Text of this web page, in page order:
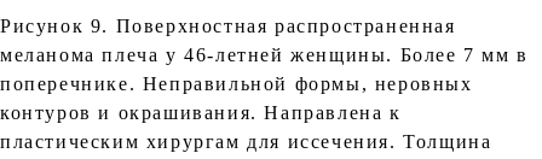
Рисунок 9. Поверхностная распространенная
меланома плеча у 46-летней женщины. Более 7 мм в
поперечнике. Неправильной формы, неровных
контуров и окрашивания. Направлена к
пластическим хирургам для иссечения. Толщина